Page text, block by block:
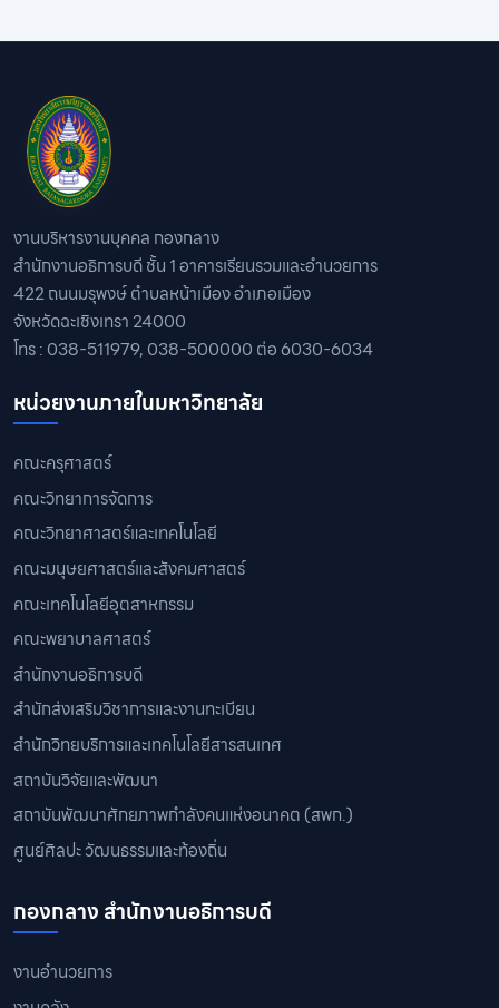
งานบริหารงานบุคคล กองกลาง
สำนักงานอธิการบดี ชั้น 1 อาคารเรียนรวมและอำนวยการ
422 ถนนมรุพงษ์ ตำบลหน้าเมือง อำเภอเมือง
จังหวัดฉะเชิงเทรา 24000
โทร : 038-511979, 038-500000 ต่อ 6030-6034
หน่วยงานภายในมหาวิทยาลัย
คณะครุศาสตร์
คณะวิทยาการจัดการ
คณะวิทยาศาสตร์และเทคโนโลยี
คณะมนุษยศาสตร์และสังคมศาสตร์
คณะเทคโนโลยีอุตสาหกรรม
คณะพยาบาลศาสตร์
สำนักงานอธิการบดี
สำนักส่งเสริมวิชาการและงานทะเบียน
สำนักวิทยบริการและเทคโนโลยีสารสนเทศ
สถาบันวิจัยและพัฒนา
สถาบันพัฒนาศักยภาพกำลังคนแห่งอนาคต (สพก.)
ศูนย์ศิลปะ วัฒนธรรมและท้องถิ่น
กองกลาง สำนักงานอธิการบดี
งานอำนวยการ